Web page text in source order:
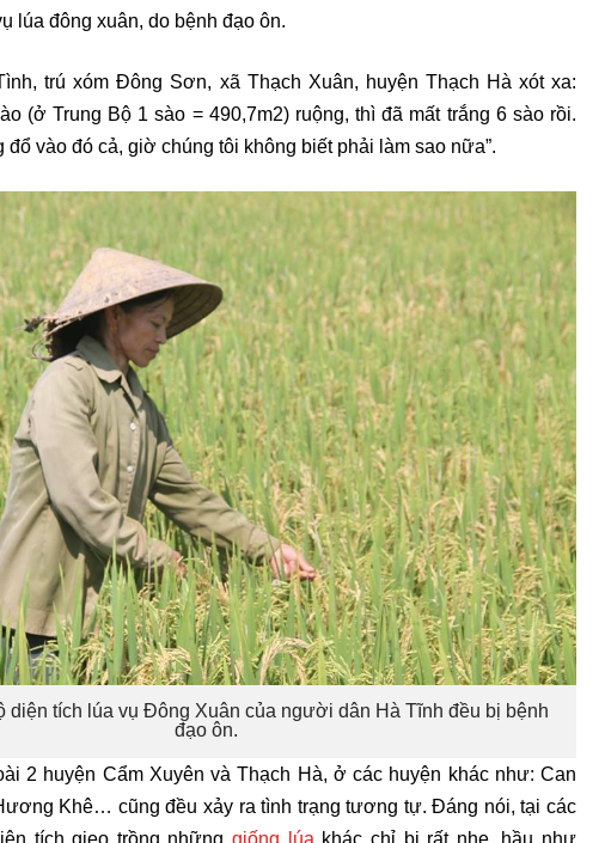
lúa đông xuân, do bệnh đạo ôn.
trú xóm Đông Sơn, xã Thạch Xuân, huyện Thạch Hà xót xa:
(ở Trung Bộ 1 sào = 490,7m2) ruộng, thì đã mất trắng 6 sào rồi.
đổ vào đó cả, giờ chúng tôi không biết phải làm sao nữa”.
diện tích lúa vụ Đông Xuân của người dân Hà Tĩnh đều bị bệnh
đạo ôn.
2 huyện Cẩm Xuyên và Thạch Hà, ở các huyện khác như: Can
Khê… cũng đều xảy ra tình trạng tương tự. Đáng nói, tại các
tích gieo trồng những giống lúa khác chỉ bị rất nhẹ, hầu như